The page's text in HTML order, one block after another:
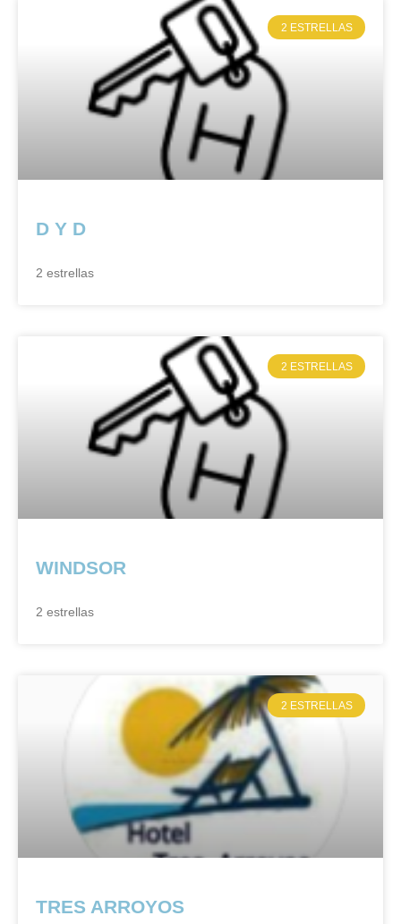
2 ESTRELLAS
D Y D
2 estrellas
2 ESTRELLAS
WINDSOR
2 estrellas
2 ESTRELLAS
TRES ARROYOS